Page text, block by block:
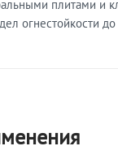
плитами и
огнестойкости